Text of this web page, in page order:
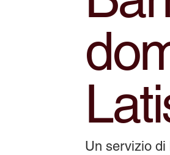
Un servizio